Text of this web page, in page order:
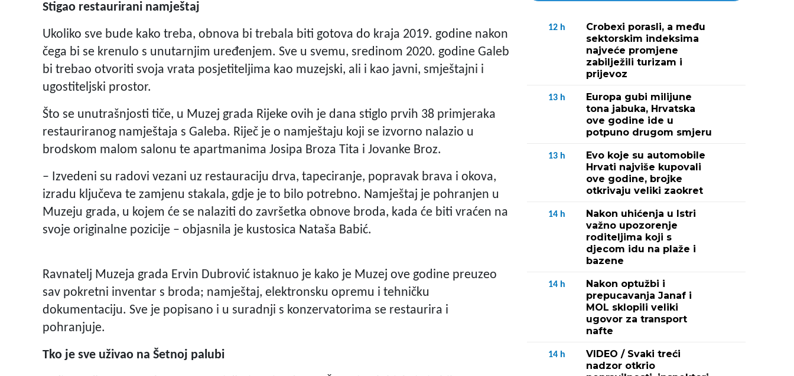
Stigao restaurirani namještaj
Ukoliko sve bude kako treba, obnova bi trebala biti gotova do kraja 2019. godine nakon
čega bi se krenulo s unutarnjim uređenjem. Sve u svemu, sredinom 2020. godine Galeb
bi trebao otvoriti svoja vrata posjetiteljima kao muzejski, ali i kao javni, smještajni i
ugostiteljski prostor.
Što se unutrašnjosti tiče, u Muzej grada Rijeke ovih je dana stiglo prvih 38 primjeraka
restauriranog namještaja s Galeba. Riječ je o namještaju koji se izvorno nalazio u
brodskom malom salonu te apartmanima Josipa Broza Tita i Jovanke Broz.
– Izvedeni su radovi vezani uz restauraciju drva, tapeciranje, popravak brava i okova,
izradu ključeva te zamjenu stakala, gdje je to bilo potrebno. Namještaj je pohranjen u
Muzeju grada, u kojem će se nalaziti do završetka obnove broda, kada će biti vraćen na
svoje originalne pozicije – objasnila je kustosica Nataša Babić.
Ravnatelj Muzeja grada Ervin Dubrović istaknuo je kako je Muzej ove godine preuzeo
sav pokretni inventar s broda; namještaj, elektronsku opremu i tehničku
dokumentaciju. Sve je popisano i u suradnji s konzervatorima se restaurira i
pohranjuje.
Tko je sve uživao na Šetnoj palubi
12 h
Crobexi porasli, a među
sektorskim indeksima
najveće promjene
zabilježili turizam i
prijevoz
13 h
Europa gubi milijune
tona jabuka, Hrvatska
ove godine ide u
potpuno drugom smjeru
13 h
Evo koje su automobile
Hrvati najviše kupovali
ove godine, brojke
otkrivaju veliki zaokret
14 h
Nakon uhićenja u Istri
važno upozorenje
roditeljima koji s
djecom idu na plaže i
bazene
14 h
Nakon optužbi i
prepucavanja Janaf i
MOL sklopili veliki
ugovor za transport
nafte
14 h
VIDEO / Svaki treći
nadzor otkrio